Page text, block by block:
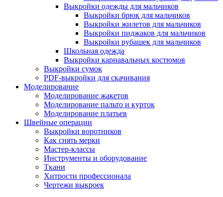
Выкройки одежды для мальчиков
Выкройки брюк для мальчиков
Выкройки жилетов для мальчиков
Выкройки пиджаков для мальчиков
Выкройки рубашек для мальчиков
Школьная одежда
Выкройки карнавальных костюмов
Выкройки сумок
PDF-выкройки для скачивания
Моделирование
Моделирование жакетов
Моделирование пальто и курток
Моделирование платьев
Швейные операции
Выкройки воротников
Как снять мерки
Мастер-классы
Инструменты и оборудование
Ткани
Хитрости профессионала
Чертежи выкроек